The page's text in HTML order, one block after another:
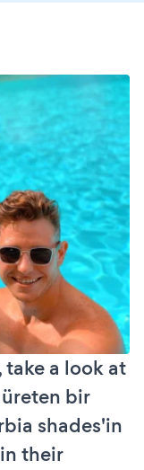
a look at
üreten bir
shades'in
their